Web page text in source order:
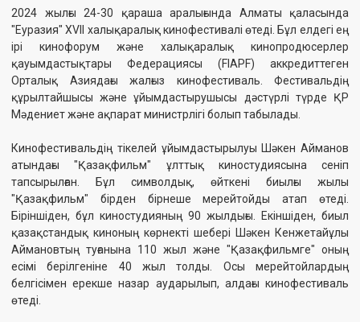
"Қазақфильм" бірден бірнеше мерейтойды атап өтеді.
Біріншіден, бұл киностудияның 90 жылдығы. Екіншіден, биыл
қазақстандық киноның көрнекті шебері Шәкен Кенжетайұлы
Аймановтың туғанына 110 жыл және "Қазақфильмге" оның
есімі берілгеніне 40 жыл толды. Осы мерейтойлардың
белгісімен ерекше назар аударылып, алдағы кинофестиваль
өтеді.
Сондай-ақ қараңыз